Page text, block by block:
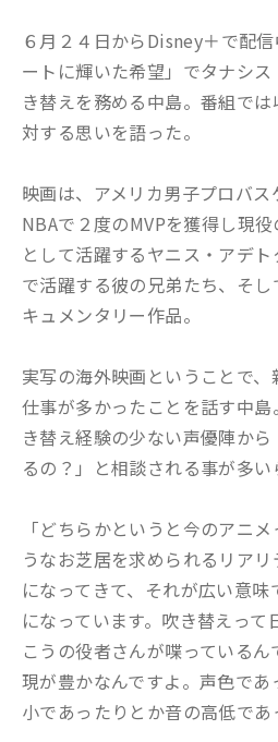
６月２４日からDisney＋で配
ートに輝いた希望」でタナシ
き替えを務める中島。番組で
対する思いを語った。
映画は、アメリカ男子プロバ
NBAで２度のMVPを獲得し現
として活躍するヤニス・アデ
で活躍する彼の兄弟たち、そ
キュメンタリー作品。
実写の海外映画ということで
仕事が多かったことを話す中
き替え経験の少ない声優陣か
るの？」と相談される事が多い
「どちらかというと今のアニ
うなお芝居を求められるリア
になってきて、それが広い意
になっています。吹き替えっ
こうの役者さんが喋っている
現が豊かなんですよ。声色で
小であったりとか音の高低であ